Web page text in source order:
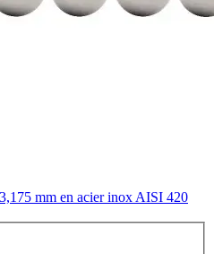
mm en acier inox AISI 420